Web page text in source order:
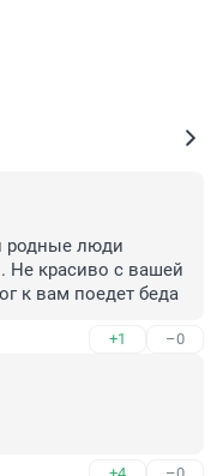
родные люди
Не красиво с вашей
к вам поедет беда
+1 –0